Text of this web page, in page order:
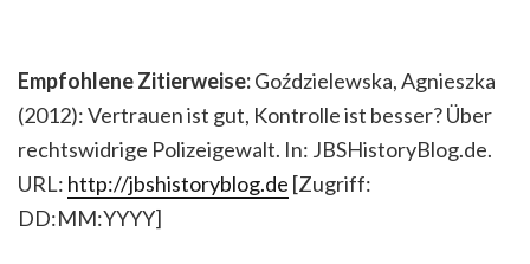
Empfohlene Zitierweise:Goździelewska, Agnieszka
(2012): Vertrauen ist gut, Kontrolle ist besser? Über
rechtswidrige Polizeigewalt. In: JBSHistoryBlog.de.
URL: http://jbshistoryblog.de [Zugriff:
DD:MM:YYYY]